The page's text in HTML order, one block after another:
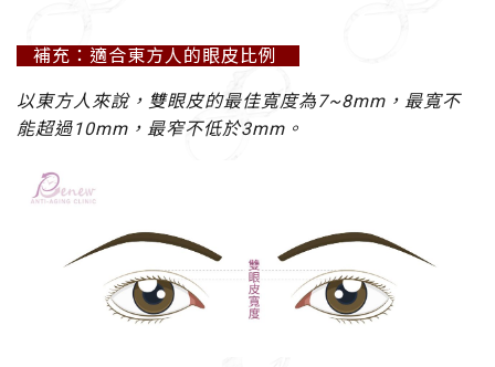
補充：適合東方人的眼皮比例
以東方人來說，雙眼皮的最佳寬度為7~8mm，最寬不
能超過10mm，最窄不低於3mm。